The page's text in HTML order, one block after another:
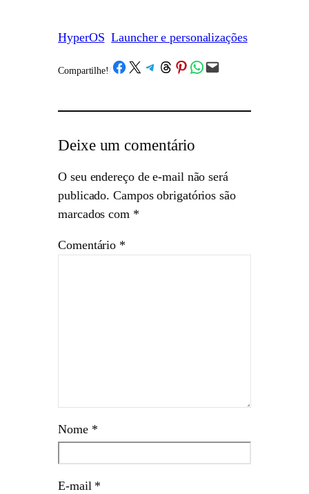
HyperOS Launcher e personalizações
Compartilhe! /Share on Facebook
Share on X Share on Telegram
Share on Threads
Share on Pinterest
Share on WhatsApp
Email this Page
Deixe um comentário
O seu endereço de e-mail não será
publicado. Campos obrigatórios são
marcados com *
Comentário *
Nome *
E-mail *